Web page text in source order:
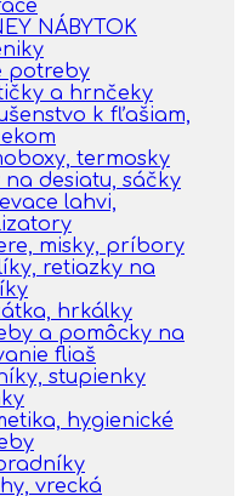
NÁBYTOK
potreby
a hrnčeky
k fľašiam,
termosky
na desiatu, sáčky
lahvi,
misky, príbory
retiazky na
hrkálky
a pomôcky na
fliaš
stupienky
hygienické
vrecká